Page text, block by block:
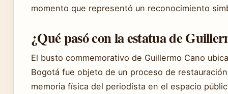
momento que representó un reconocimiento
¿Qué pasó con la estatua de
El busto commemorativo de Guillermo Cano
Bogotá fue objeto de un proceso de
memoria física del periodista en el espacio